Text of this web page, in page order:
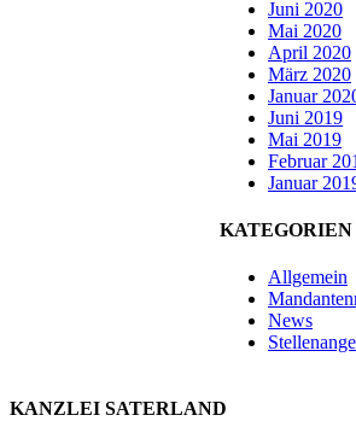
Juni 2020
Mai 2020
April 2020
März 2020
Januar
Juni 2019
Mai 2019
Februar
Januar
KATEGORIEN
Allgemein
News
KANZLEI SATERLAND